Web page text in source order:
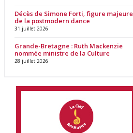
Décès de Simone Forti, figure majeure
de la postmodern dance
31 juillet 2026
Grande-Bretagne : Ruth Mackenzie
nommée ministre de la Culture
28 juillet 2026